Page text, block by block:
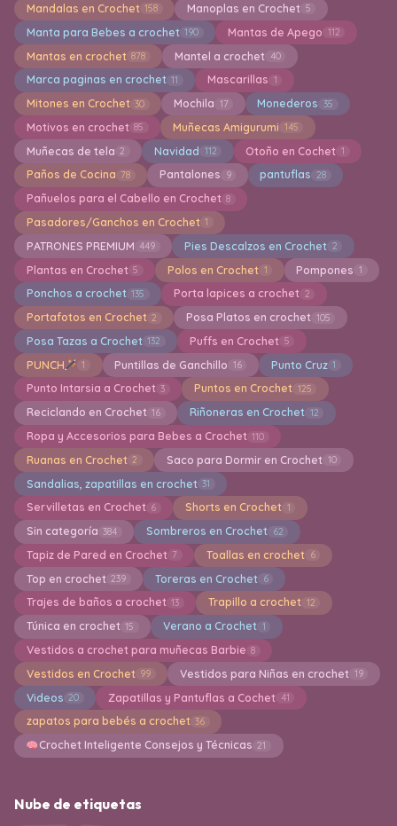
Mandalas en Crochet 158 Manoplas en Crochet 5
Manta para Bebes a crochet 190 Mantas de Apego 112
Mantas en crochet 878 Mantel a crochet 40
Marca paginas en crochet 11 Mascarillas 1
Mitones en Crochet 30 Mochila 17 Monederos 35
Motivos en crochet 85 Muñecas Amigurumi 145
Muñecas de tela 2 Navidad 112 Otoño en Cochet 1
Paños de Cocina 78 Pantalones 9 pantuflas 28
Pañuelos para el Cabello en Crochet 8
Pasadores/Ganchos en Crochet 1
PATRONES PREMIUM 449 Pies Descalzos en Crochet 2
Plantas en Crochet 5 Polos en Crochet 1 Pompones 1
Ponchos a crochet 135 Porta lapices a crochet 2
Portafotos en Crochet 2 Posa Platos en crochet 105
Posa Tazas a Crochet 132 Puffs en Crochet 5
PUNCH 1 Puntillas de Ganchillo 16 Punto Cruz 1
Punto Intarsia a Crochet 3 Puntos en Crochet 125
Reciclando en Crochet 16 Riñoneras en Crochet 12
Ropa y Accesorios para Bebes a Crochet 110
Ruanas en Crochet 2 Saco para Dormir en Crochet 10
Sandalias, zapatillas en crochet 31
Servilletas en Crochet 6 Shorts en Crochet 1
Sin categoría 384 Sombreros en Crochet 62
Tapiz de Pared en Crochet 7 Toallas en crochet 6
Top en crochet 239 Toreras en Crochet 6
Trajes de baños a crochet 13 Trapillo a crochet 12
Túnica en crochet 15 Verano a Crochet 1
Vestidos a crochet para muñecas Barbie 8
Vestidos en Crochet 99 Vestidos para Niñas en crochet 19
Videos 20 Zapatillas y Pantuflas a Cochet 41
zapatos para bebés a crochet 36
Crochet Inteligente Consejos y Técnicas 21
Nube de etiquetas